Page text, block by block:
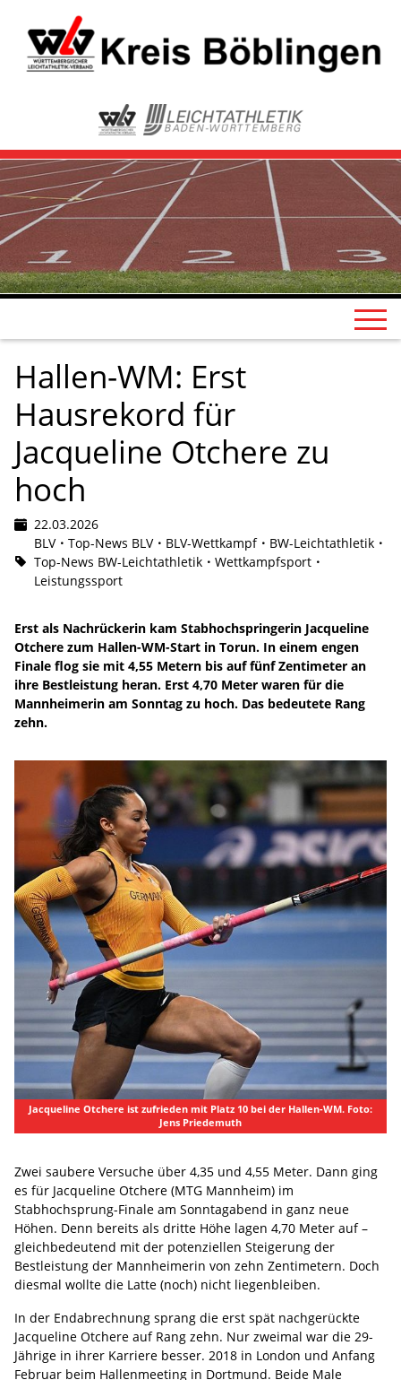
Hallen-WM: Erst
Hausrekord für
Jacqueline Otchere zu
hoch
22.03.2026
BLV
Top-News BLV BLV-Wettkampf
BW-Leichtathletik
Top-News BW-Leichtathletik
Wettkampfsport
Leistungssport
Erst als Nachrückerin kam Stabhochspringerin Jacqueline
Otchere zum Hallen-WM-Start in Torun. In einem engen
Finale flog sie mit 4,55 Metern bis auf fünf Zentimeter an
ihre Bestleistung heran. Erst 4,70 Meter waren für die
Mannheimerin am Sonntag zu hoch. Das bedeutete Rang
zehn.
Jacqueline Otchere ist zufrieden mit Platz 10 bei der Hallen-WM. Foto:
Jens Priedemuth
Zwei saubere Versuche über 4,35 und 4,55 Meter. Dann ging
es für Jacqueline Otchere (MTG Mannheim) im
Stabhochsprung-Finale am Sonntagabend in ganz neue
Höhen. Denn bereits als dritte Höhe lagen 4,70 Meter auf –
gleichbedeutend mit der potenziellen Steigerung der
Bestleistung der Mannheimerin von zehn Zentimetern. Doch
diesmal wollte die Latte (noch) nicht liegenbleiben.
In der Endabrechnung sprang die erst spät nachgerückte
Jacqueline Otchere auf Rang zehn. Nur zweimal war die 29-
Jährige in ihrer Karriere besser. 2018 in London und Anfang
Februar beim Hallenmeeting in Dortmund. Beide Male